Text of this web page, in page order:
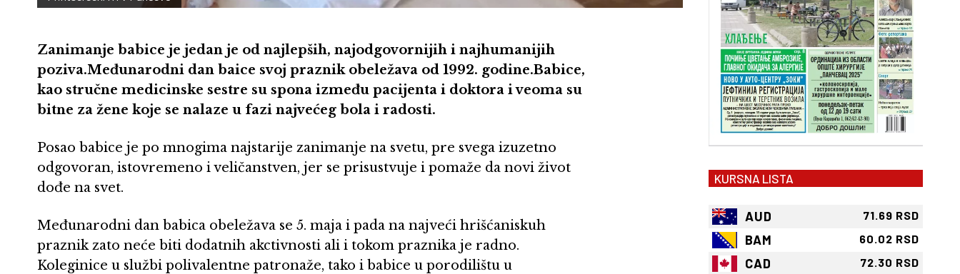
Zanimanje babice je jedan je od najlepših, najodgovornijih i najhumanijih
poziva.Međunarodni dan baice svoj praznik obeležava od 1992. godine.Babice,
kao stručne medicinske sestre su spona između pacijenta i doktora i veoma su
bitne za žene koje se nalaze u fazi najvećeg bola i radosti.
Posao babice je po mnogima najstarije zanimanje na svetu, pre svega izuzetno
odgovoran, istovremeno i veličanstven, jer se prisustvuje i pomaže da novi život
dođe na svet.
Međunarodni dan babica obeležava se 5. maja i pada na najveći hrišćaniskuh
praznik zato neće biti dodatnih akctivnosti ali i tokom praznika je radno.
Koleginice u službi polivalentne patronaže, tako i babice u porodilištu u
KURSNA LISTA
AUD 71.69 RSD
BAM 60.02 RSD
CAD 72.30 RSD